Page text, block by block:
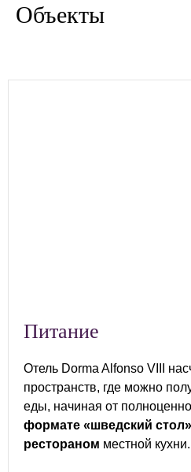
Объекты
питание
Отель Dorma Alfonso VIII
пространств, где можно
еды, начиная от
формате «шведский стол»
рестораном местной кухни.